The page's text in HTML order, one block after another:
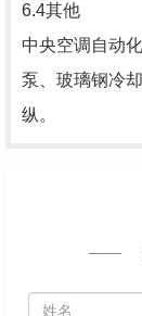
6.4其他
中央空调自动
泵、玻璃钢冷
纵。